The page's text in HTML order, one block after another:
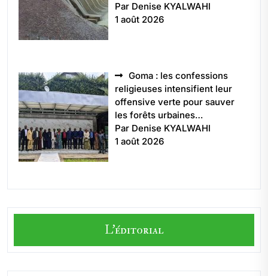
Par Denise KYALWAHI
1 août 2026
Goma : les confessions
religieuses intensifient leur
offensive verte pour sauver
les forêts urbaines…
Par Denise KYALWAHI
1 août 2026
L'éditorial